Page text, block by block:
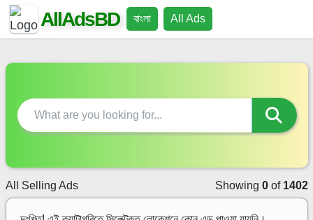
AllAdsBD বাংলা All Ads
All Selling Ads Showing 0of 1402